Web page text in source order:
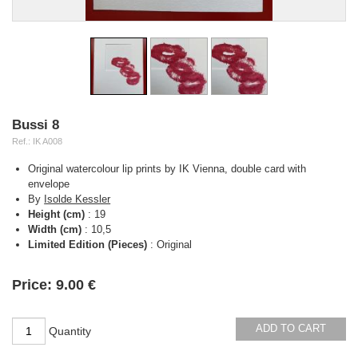
Bussi 8
Ref.: IK A008
Original watercolour lip prints by IK Vienna, double card with
envelope
By Isolde Kessler
Height (cm) : 19
Width (cm) : 10,5
Limited Edition (Pieces) :Original
Availability:
Price: 9.00 €
Quantity ADD TO CART